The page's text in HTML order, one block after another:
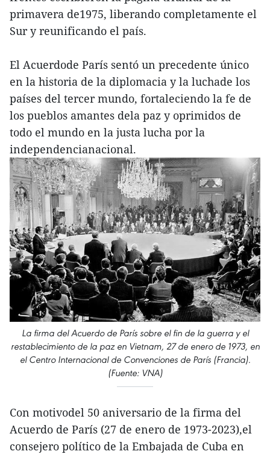
primavera de1975, liberando completamente el
Sur y reunificando el país.
El Acuerdode París sentó un precedente único
en la historia de la diplomacia y la luchade los
países del tercer mundo, fortaleciendo la fe de
los pueblos amantes dela paz y oprimidos de
todo el mundo en la justa lucha por la
independencianacional.
La firma del Acuerdo de París sobre el fin de la guerra y el
restablecimiento de la paz en Vietnam, 27 de enero de 1973, en
el Centro Internacional de Convenciones de París (Francia).
(Fuente: VNA)
Con motivodel 50 aniversario de la firma del
Acuerdo de París (27 de enero de 1973-2023),el
consejero político de la Embajada de Cuba en